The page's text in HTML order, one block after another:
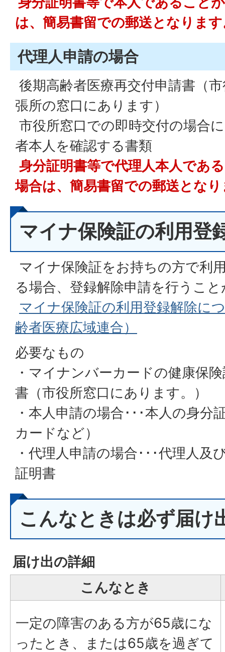
は、簡易書留での郵送となりま
代理人申請の場合
後期高齢者医療再交付申請書（
張所の窓口にあります）
市役所窓口での即時交付の場合
者本人を確認する書類
身分証明書等で代理人本人であ
場合は、簡易書留での郵送とな
マイナ保険証の利用登
マイナ保険証をお持ちの方で利
る場合、登録解除申請を行うこ
マイナ保険証の利用登録解除に
齢者医療広域連合）
必要なもの
・マイナンバーカードの健康保
書（市役所窓口にあります。）
・本人申請の場合･･･本人の身分
カードなど）
・代理人申請の場合･･･代理人及
証明書
こんなときは必ず届け
届け出の詳細
こんなとき
一定の障害のある方が65歳にな
ったとき、または65歳を過ぎて